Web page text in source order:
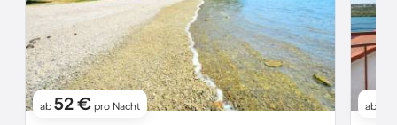
ab 52 € pro Nacht ab